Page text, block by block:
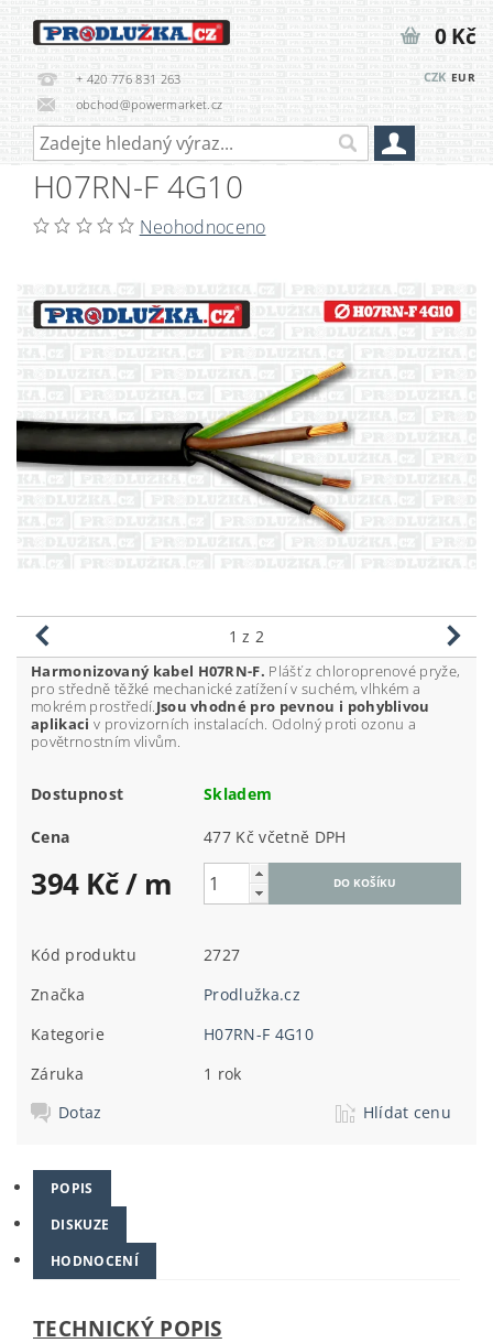
+ 420 776 831 263
obchod@powermarket.cz
CZK EUR
0 Kč
H07RN-F 4G10
Neohodnoceno
1 z 2
Harmonizovaný kabel H07RN-F. Plášť z chloroprenové pryže,
pro středně těžké mechanické zatížení v suchém, vlhkém a
mokrém prostředí.Jsou vhodné pro pevnou i pohyblivou
aplikaci v provizorních instalacích. Odolný proti ozonu a
povětrnostním vlivům.
Dostupnost Skladem
Cena 477 Kč včetně DPH
394 Kč/ m
Kód produktu
2727
Značka
Prodlužka.cz
Kategorie
H07RN-F 4G10
Záruka
1 rok
Dotaz
Hlídat cenu
POPIS
DISKUZE
HODNOCENÍ
TECHNICKÝ POPIS